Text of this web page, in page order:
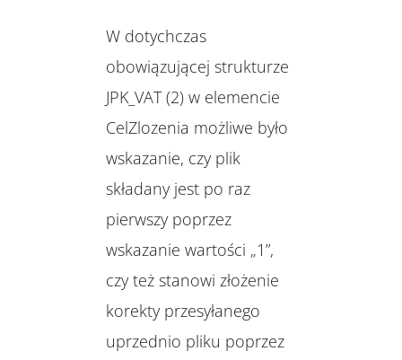
W dotychczas
obowiązującej strukturze
JPK_VAT (2) w elemencie
CelZlozenia możliwe było
wskazanie, czy plik
składany jest po raz
pierwszy poprzez
wskazanie wartości „1”,
czy też stanowi złożenie
korekty przesyłanego
uprzednio pliku poprzez